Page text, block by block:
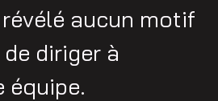
révélé aucun motif
diriger à
équipe.